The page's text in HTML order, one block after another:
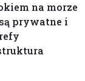
na morze
prywatne i